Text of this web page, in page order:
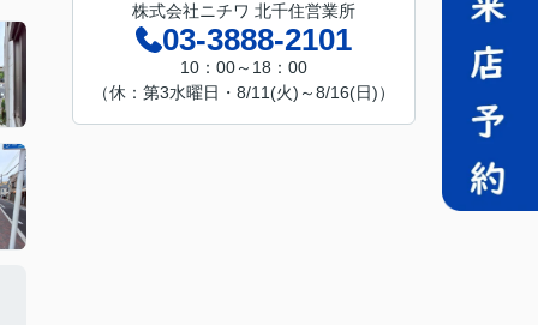
株式会社ニチワ 北千住営業所
03-3888-2101
10：00～18：00
（休：第3水曜日・8/11(火)～8/16(日)）